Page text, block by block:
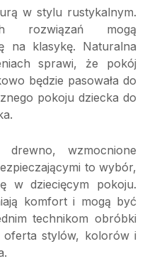
w stylu rustykalnym.
rozwiązań mogą
na klasykę. Naturalna
sprawi, że pokój
będzie pasowała do
pokoju dziecka do
wzmocnione
to wybór,
w dziecięcym pokoju.
komfort i mogą być
technikom obróbki
stylów, kolorów i